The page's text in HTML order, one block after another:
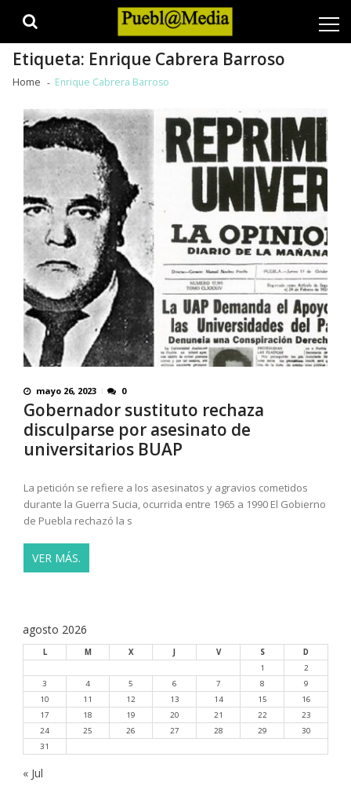
Etiqueta: Enrique Cabrera Barroso
Home Enrique Cabrera Barroso
mayo 26, 2023 0
Gobernador sustituto rechaza
disculparse por asesinato de
universitarios BUAP
La petición se refiere a los asesinatos y agravios cometidos
durante la Guerra Sucia, ocurrida entre 1965 a 1990 El Gobierno
de Puebla rechazó la s
VER MÁS.
agosto 2026
L M X V S
D
1
2
3
4 5 6 7 8
9
10
11 12 13 14 15
16
17
18 19 20 21 22
23
24
25 26 27 28 29
30
31
« Jul